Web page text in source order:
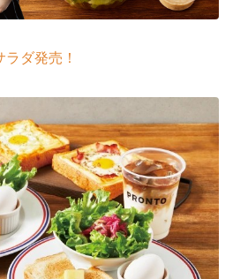
ダ発売！